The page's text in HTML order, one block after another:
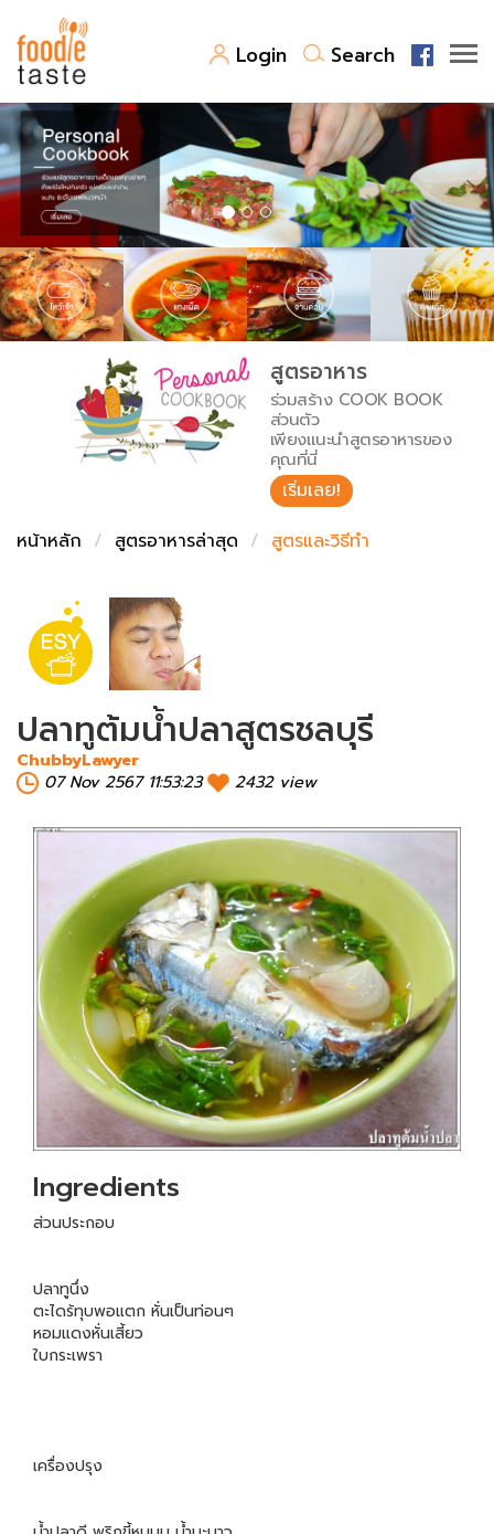
Login Search
สูตรอาหาร
สูตรอาหารล่าสุด
Top Foodie
พาไปชิม
สารพันก้นครัว
เคล็ดลับน่ารู้
เปรียบเทียบหน่วยการตวง
เปรียบเทียบอุณหภูมิ
เปรียบเทียบน้ำหนักวัตถุดิบ
FoodPedia
สร้าง Cookbook
สูตรอาหาร
ร่วมสร้าง COOK BOOK
ส่วนตัว
เพียงแนะนำสูตรอาหารของ
คุณที่นี่
เริ่มเลย!
หน้าหลัก
สูตรอาหารล่าสุด สูตรและวิธีทำ
ปลาทูต้มน้ำปลาสูตรชลบุรี
ChubbyLawyer
07 Nov 2567 11:53:23
2432 view
Ingredients
ส่วนประกอบ
ปลาทูนึ่ง
ตะไดร้ทุบพอแตก หั่นเป็นท่อนๆ
หอมแดงหั่นเสี้ยว
ใบกระเพรา
เครื่องปรุง